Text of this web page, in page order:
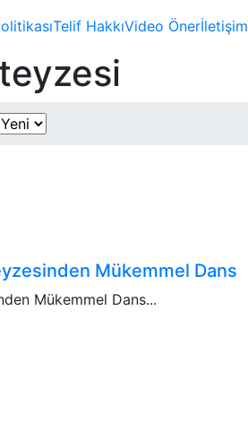
Telif HakkıVideo Önerİletişim
Mükemmel Dans
Mükemmel Dans...